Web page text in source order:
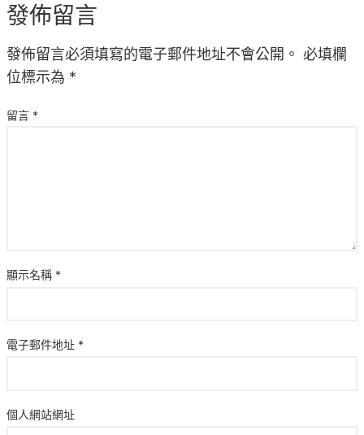
發佈留言
發佈留言必須填寫的電子郵件地址不會公開。 必填欄
位標示為 *
留言 *
顯示名稱 *
電子郵件地址 *
個人網站網址